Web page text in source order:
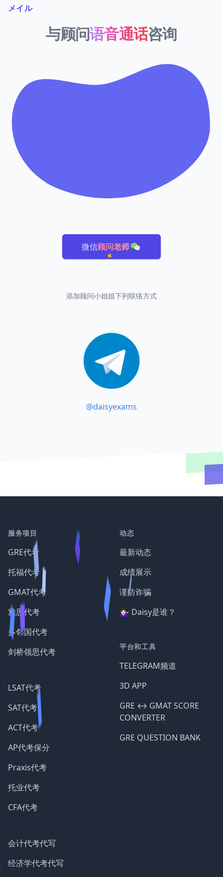
メイル
与顾问语音通话咨询
微信顾问老师
添加顾问小姐姐下列联络方式
@daisyexams
服务项目
GRE代考
托福代考
GMAT代考
雅思代考
多邻国代考
剑桥领思代考
LSAT代考
SAT代考
ACT代考
AP代考保分
Praxis代考
托业代考
CFA代考
会计代考代写
经济学代考代写
动态
最新动态
成绩展示
谨防诈骗
💁🏻‍♀️ Daisy是谁？
平台和工具
TELEGRAM频道
3D APP
GRE ↔️ GMAT SCORE
CONVERTER
GRE QUESTION BANK